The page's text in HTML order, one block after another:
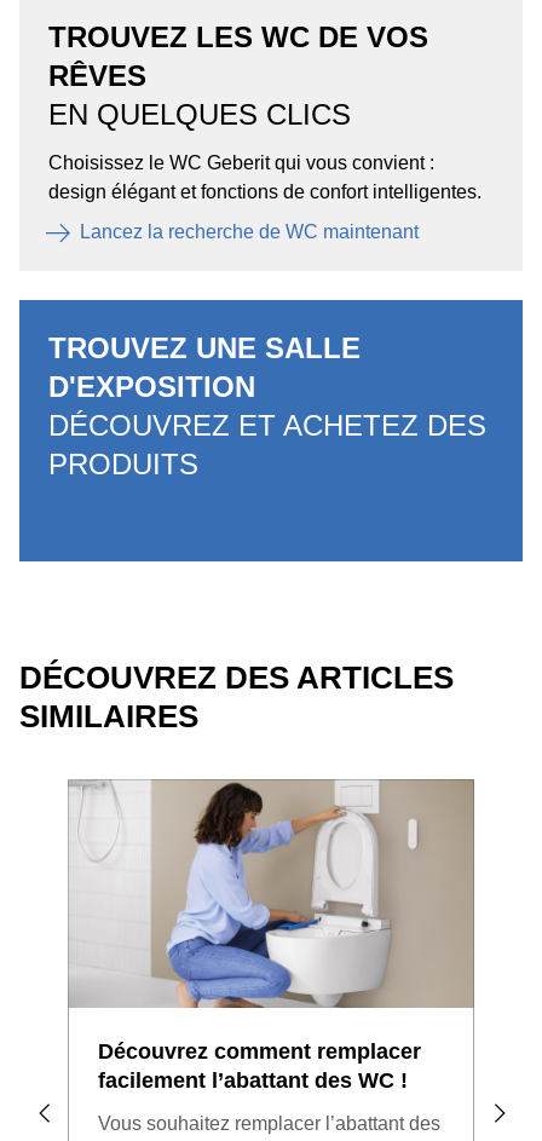
TROUVEZ LES WC DE VOS
RÊVES
EN QUELQUES CLICS
Choisissez le WC Geberit qui vous convient :
design élégant et fonctions de confort intelligentes.
Lancez la recherche de WC maintenant
TROUVEZ UNE SALLE
D'EXPOSITION
DÉCOUVREZ ET ACHETEZ DES
PRODUITS
DÉCOUVREZ DES ARTICLES
SIMILAIRES
Découvrez comment remplacer
facilement l’abattant des WC !
Vous souhaitez remplacer l’abattant des